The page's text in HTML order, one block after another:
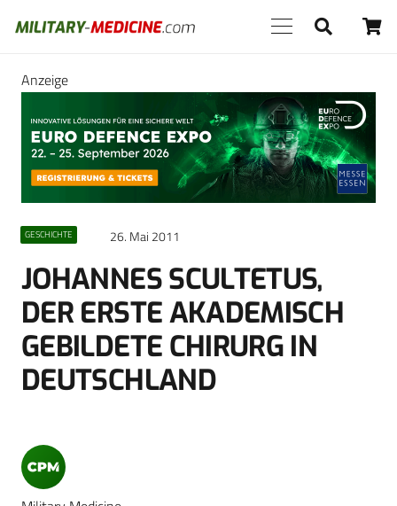
Anzeige
GESCHICHTE 26. Mai 2011
JOHANNES SCULTETUS,
DER ERSTE AKADEMISCH
GEBILDETE CHIRURG IN
DEUTSCHLAND